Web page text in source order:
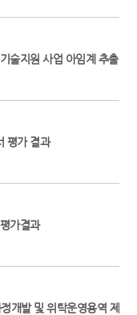
술지원 사업 아임계 추출
평가 결과
가결과
개발 및 위탁운영용역 제안